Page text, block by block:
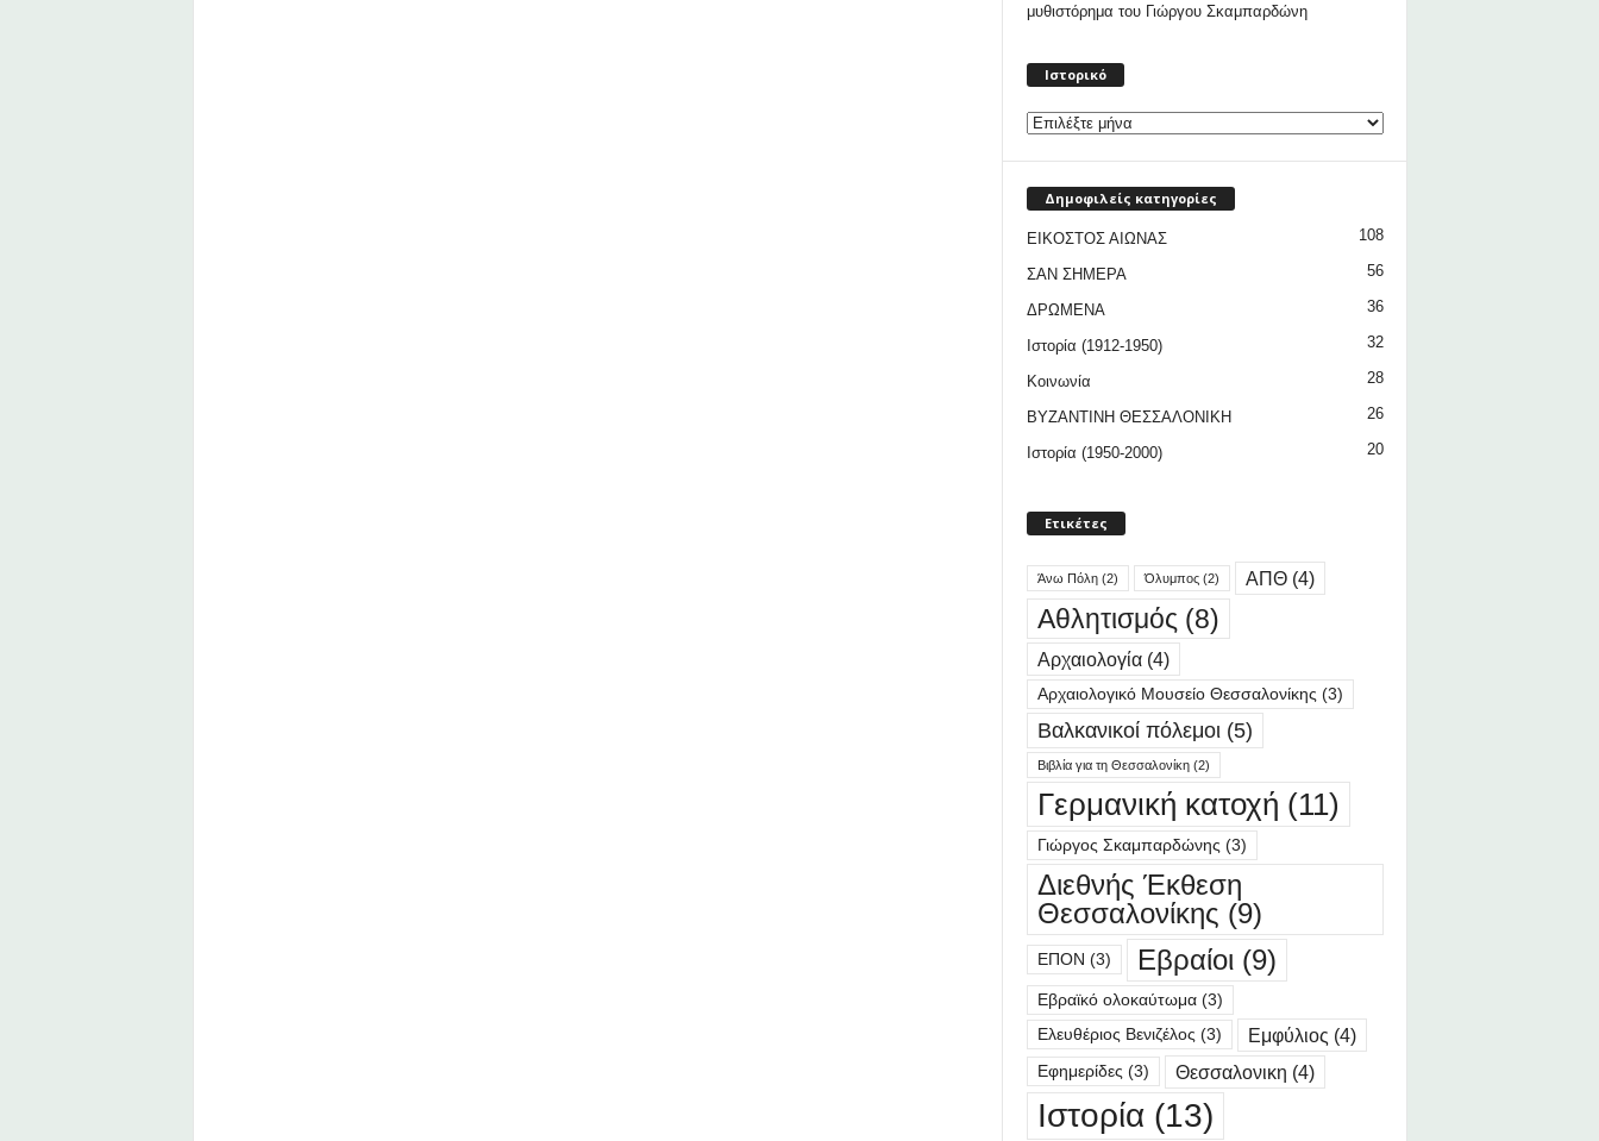
μυθιστόρημα του Γιώργου Σκαμπαρδώνη
Ιστορικό
Δημοφιλείς κατηγορίες
ΕΙΚΟΣΤΟΣ ΑΙΩΝΑΣ 108
ΣΑΝ ΣΗΜΕΡΑ 56
ΔΡΩΜΕΝΑ 36
Ιστορία (1912-1950) 32
Κοινωνία 28
ΒΥΖΑΝΤΙΝΗ ΘΕΣΣΑΛΟΝΙΚΗ 26
Ιστορία (1950-2000) 20
Ετικέτες
Άνω Πόλη(2) Όλυμπος(2) ΑΠΘ(4)
Αθλητισμός (8)
Αρχαιολογία(4)
Αρχαιολογικό Μουσείο Θεσσαλονίκης (3)
Βαλκανικοί πόλεμοι (5)
Βιβλία για τη Θεσσαλονίκη(2)
Γερμανική κατοχή (11)
Γιώργος Σκαμπαρδώνης (3)
Διεθνής Έκθεση
Θεσσαλονίκης (9)
ΕΠΟΝ (3) Εβραίοι (9)
Εβραϊκό ολοκαύτωμα(3)
Ελευθέριος Βενιζέλος (3) Εμφύλιος (4)
Εφημερίδες (3) Θεσσαλονικη (4)
Ιστορία(13)